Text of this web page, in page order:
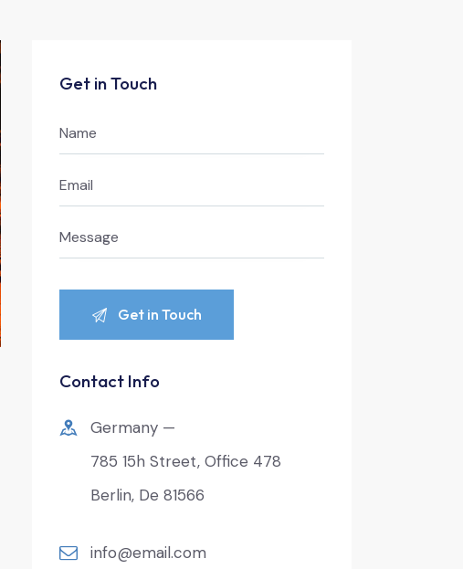
Get in Touch
Contact Info
Germany —
785 15h Street, Office 478
Berlin, De 81566
info@email.com